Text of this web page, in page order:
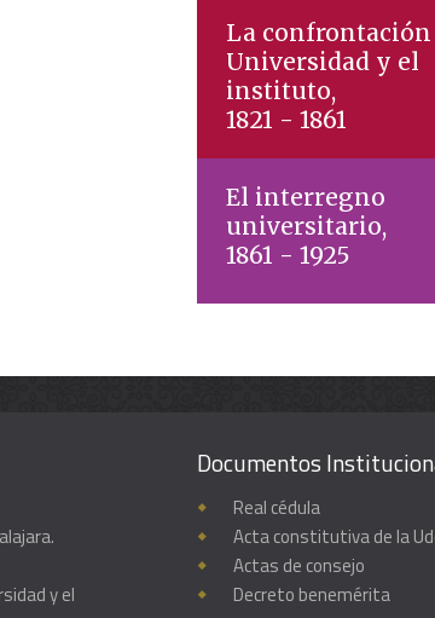
La confrontación
Universidad y el
instituto,
1821 - 1861
El interregno
universitario,
1861 - 1925
de Guadalajara
y el
Documentos
Real cédula
Acta constitutiva de la
Actas de consejo
Decreto benemérita